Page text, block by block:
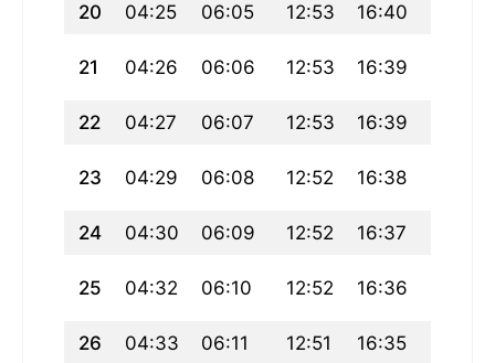
20 04:25 06:05 12:53 16:40
21 04:26 06:06 12:53 16:39
22 04:27 06:07 12:53 16:39
23 04:29 06:08 12:52 16:38
24 04:30 06:09 12:52 16:37
25 04:32 06:10 12:52 16:36
26 04:33 06:11 12:51 16:35